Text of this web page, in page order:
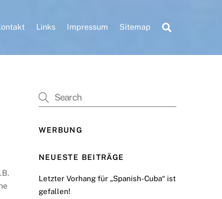
Links Impressum Sitemap
WERBUNG
NEUESTE BEITRÄGE
Letzter Vorhang für „Spanish-Cuba“ ist
gefallen!